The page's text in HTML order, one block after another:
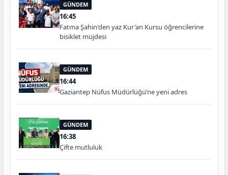
GÜNDEM
16:45
Fatma Şahin'den yaz Kur'an Kursu öğrencilerine
bisiklet müjdesi
GÜNDEM
16:44
Gaziantep Nüfus Müdürlüğü’ne yeni adres
GÜNDEM
16:38
Çifte mutluluk